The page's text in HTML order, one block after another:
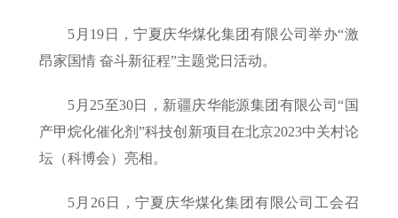
5月19日，宁夏庆华煤化集团有限公司举办“激
昂家国情 奋斗新征程”主题党日活动。
5月25至30日，新疆庆华能源集团有限公司“国
产甲烷化催化剂”科技创新项目在北京2023中关村论
坛（科博会）亮相。
5月26日，宁夏庆华煤化集团有限公司工会召